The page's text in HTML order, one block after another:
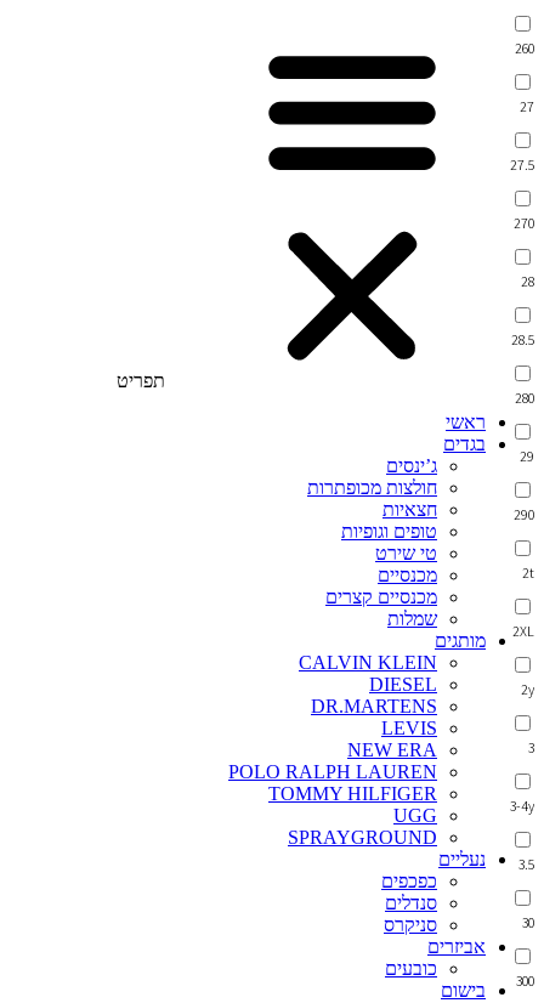
260
27
27.5
270
28
28.5
280
29
290
2t
2XL
2y
3
3-4y
3.5
30
300
תפריט
ראשי
בגדים
ג’ינסים
חולצות מכופתרות
חצאיות
טופים וגופיות
טי שירט
מכנסיים
מכנסיים קצרים
שמלות
מותגים
CALVIN KLEIN
DIESEL
DR.MARTENS
LEVIS
NEW ERA
POLO RALPH LAUREN
TOMMY HILFIGER
UGG
SPRAYGROUND
נעליים
כפכפים
סנדלים
סניקרס
אביזרים
כובעים
בישום